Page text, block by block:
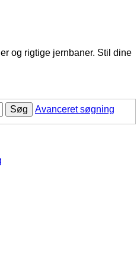
og rigtige jernbaner. Stil dine
Søg Avanceret søgning